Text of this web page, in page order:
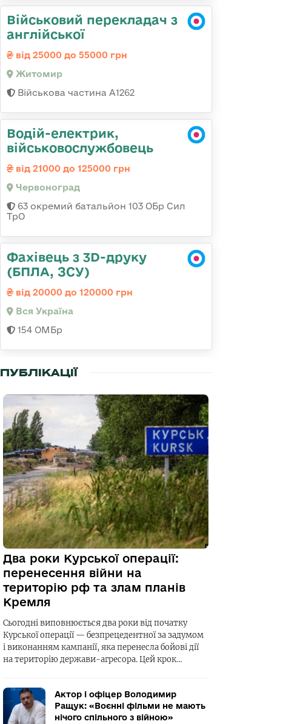
Військовий перекладач з
англійської
від 25000 до 55000 грн
Житомир
Військова частина А1262
Водій-електрик,
військовослужбовець
від 21000 до 125000 грн
Червоноград
63 окремий батальйон 103 ОБр Сил
ТрО
Фахівець з 3D-друку
(БПЛА, ЗСУ)
від 20000 до 120000 грн
Вся Україна
154 ОМБр
ПУБЛІКАЦІЇ
Два роки Курської операції:
перенесення війни на
територію рф та злам планів
Кремля
Сьогодні виповнюється два роки від початку
Курської операції — безпрецедентної за задумом
і виконанням кампанії, яка перенесла бойові дії
на територію держави-агресора. Цей крок…
Актор і офіцер Володимир
Ращук: «Воєнні фільми не мають
нічого спільного з війною»